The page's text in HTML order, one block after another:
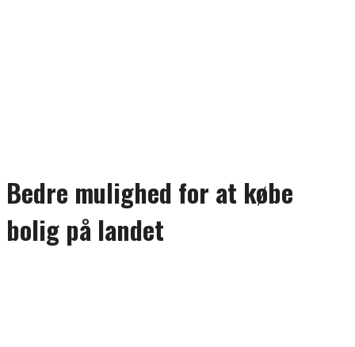
Bedre mulighed for at købe
bolig på landet